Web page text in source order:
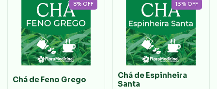
8% OFF
Chá de Feno Grego
13% OFF
Chá de Espinheira
Santa